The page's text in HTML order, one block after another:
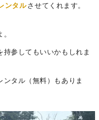
ンタルさせてくれます。
持参してもいいかもしれま
タル（無料）もありま